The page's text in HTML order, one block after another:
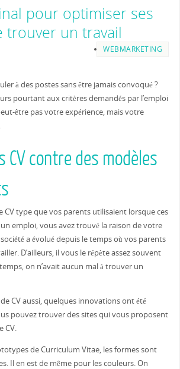
pour optimiser ses
trouver un travail
WEBMARKETING
à des postes sans être jamais convoqué ?
pourtant aux critères demandés par l’emploi
être pas votre expérience, mais votre
CV contre des modèles
CV type que vos parents utilisaient lorsque ces
emploi, vous avez trouvé la raison de votre
a évolué depuis le temps où vos parents
D’ailleurs, il vous le répète assez souvent
on n’avait aucun mal à trouver un
CV aussi, quelques innovations ont été
pouvez trouver des sites qui vous proposent
CV.
de Curriculum Vitae, les formes sont
Il en est de même pour les couleurs. On